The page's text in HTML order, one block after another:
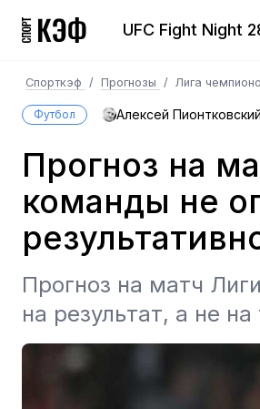
UFC Fight Night
Спорткэф / Прогнозы / Лига
Футбол Алексей Пионтковский
Прогноз на
команды не
Прогноз на матч
на результат, а не на